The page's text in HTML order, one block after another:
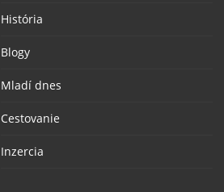
História
Blogy
Mladí dnes
Cestovanie
Inzercia